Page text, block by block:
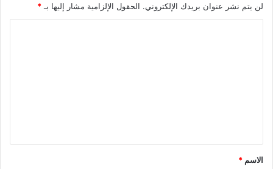
لن يتم نشر عنوان بريدك الإلكتروني. الحقول الإلزامية مشار إليها بـ *
*
الاسم *